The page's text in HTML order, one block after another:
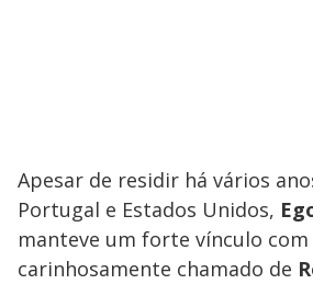
Apesar de residir há vários
Portugal e Estados Unidos,
manteve um forte vínculo com
carinhosamente chamado de